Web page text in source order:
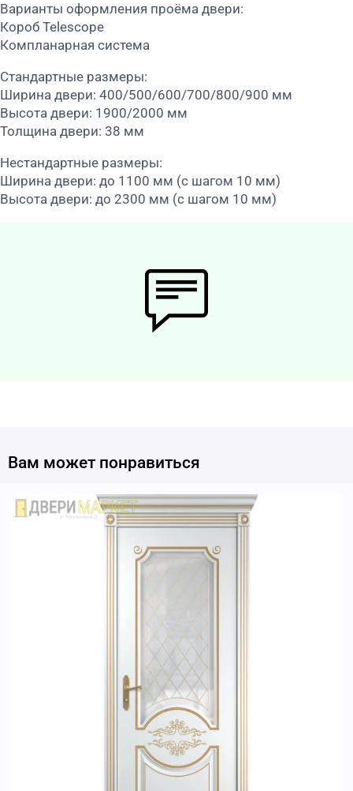
Варианты оформления проёма двери:
Короб Telescope
Компланарная система
Стандартные размеры:
Ширина двери: 400/500/600/700/800/900 мм
Высота двери: 1900/2000 мм
Толщина двери: 38 мм
Нестандартные размеры:
Ширина двери: до 1100 мм (с шагом 10 мм)
Высота двери: до 2300 мм (с шагом 10 мм)
Вам может понравиться